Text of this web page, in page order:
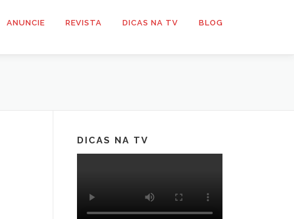
ANUNCIE REVISTA DICAS NA TV BLOG
DICAS NA TV